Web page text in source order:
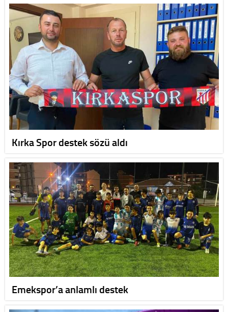
Kırka Spor destek sözü aldı
Emekspor’a anlamlı destek